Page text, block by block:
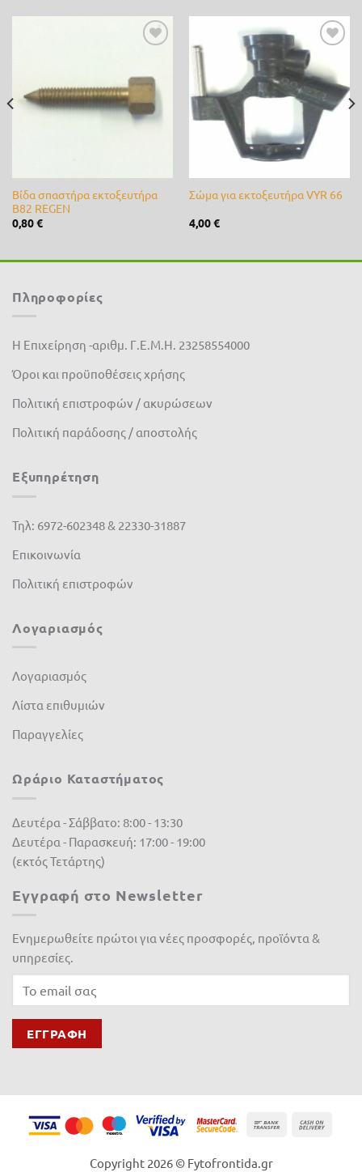
επιθυμίας
Βίδα σπαστήρα εκτοξευτήρα
Β82 REGEN
0,80€
Προσθήκη
στη λίστα
επιθυμίας
Σώμα για εκτοξευτήρα VYR 66
4,00€
Πληροφορίες
Η Επιχείρηση -αριθμ. Γ.Ε.Μ.Η. 23258554000
Όροι και προϋποθέσεις χρήσης
Πολιτική επιστροφών / ακυρώσεων
Πολιτική παράδοσης / αποστολής
Εξυπηρέτηση
Τηλ: 6972-602348 & 22330-31887
Επικοινωνία
Πολιτική επιστροφών
Λογαριασμός
Λογαριασμός
Λίστα επιθυμιών
Παραγγελίες
Ωράριο Καταστήματος
Δευτέρα - Σάββατο: 8:00 - 13:30
Δευτέρα - Παρασκευή: 17:00 - 19:00
(εκτός Τετάρτης)
Εγγραφή στο Newsletter
Ενημερωθείτε πρώτοι για νέες προσφορές, προϊόντα &
υπηρεσίες.
Copyright 2026 © Fytofrontida.gr